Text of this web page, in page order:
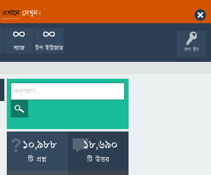
এখানেদেখুন।
লগ ইন
টপ ইউজার
ব্যাজ
10,988
টি প্রশ্ন
18,690
টি উত্তর